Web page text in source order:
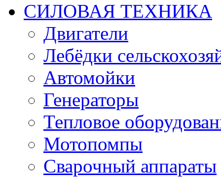
СИЛОВАЯ ТЕХНИКА
Двигатели
Лебёдки
Автомойки
Генераторы
Тепловое
Мотопомпы
Сварочный аппараты